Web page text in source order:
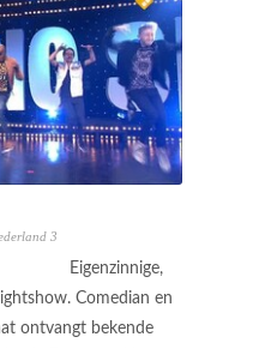
3
Eigenzinnige,
Comedian en
ontvangt bekende